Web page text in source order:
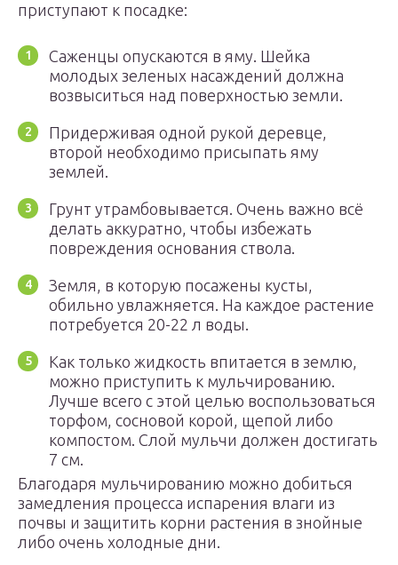
приступают к посадке:
Саженцы опускаются в яму. Шейка
молодых зеленых насаждений должна
возвыситься над поверхностью земли.
Придерживая одной рукой деревце,
второй необходимо присыпать яму
землей.
Грунт утрамбовывается. Очень важно всё
делать аккуратно, чтобы избежать
повреждения основания ствола.
Земля, в которую посажены кусты,
обильно увлажняется. На каждое растение
потребуется 20-22 л воды.
Как только жидкость впитается в землю,
можно приступить к мульчированию.
Лучше всего с этой целью воспользоваться
торфом, сосновой корой, щепой либо
компостом. Слой мульчи должен достигать
7 см.
Благодаря мульчированию можно добиться
замедления процесса испарения влаги из
почвы и защитить корни растения в знойные
либо очень холодные дни.